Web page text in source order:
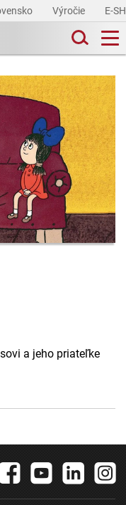
Výročie E-
a jeho priateľke